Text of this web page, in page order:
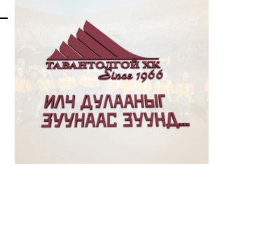
“Эрдэнэс Тавантолгой” ХК
Бортээгийн ордын нээлтийг
хийж, олборлолтын ажлыг
эхлүүллээ
Иргэдийн хяналт,
оролцооны үр дүнд
авлигатай тэмцэх, төрийн
сайжруулах боломжтой гэв
2026-06-22